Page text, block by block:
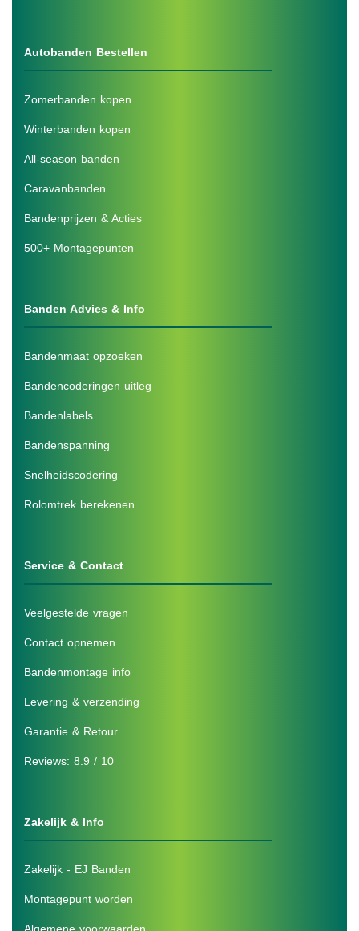
Autobanden Bestellen
Zomerbanden kopen
Winterbanden kopen
All-season banden
Caravanbanden
Bandenprijzen & Acties
500+ Montagepunten
Banden Advies & Info
Bandenmaat opzoeken
Bandencoderingen uitleg
Bandenlabels
Bandenspanning
Snelheidscodering
Rolomtrek berekenen
Service & Contact
Veelgestelde vragen
Contact opnemen
Bandenmontage info
Levering & verzending
Garantie & Retour
Reviews: 8.9 / 10
Zakelijk & Info
Zakelijk - EJ Banden
Montagepunt worden
Algemene voorwaarden